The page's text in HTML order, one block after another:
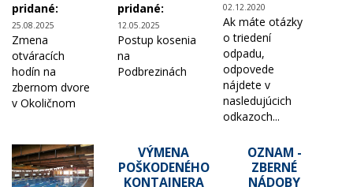
pridané:
25.08.2025
Zmena
otváracích
hodín na
zbernom dvore
v Okoličnom
pridané:
12.05.2025
Postup kosenia
na
Podbrezinách
02.12.2020
Ak máte otázky
o triedení
odpadu,
odpovede
nájdete v
nasledujúcich
odkazoch...
VÝMENA
POŠKODENÉHO
KONTAJNERA
OZNAM -
ZBERNÉ
NÁDOBY